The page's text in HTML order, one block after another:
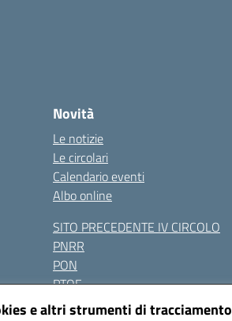
e altri strumenti di tracciamento
Novità
Le notizie
Le circolari
Calendario eventi
Albo online
SITO PRECEDENTE IV CIRCOLO
PNRR
PON
PTOF
Contatti